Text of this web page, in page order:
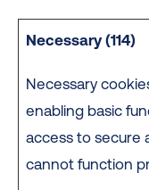
Necessary (114)
Necessary
enabling basic
access to secure
cannot function